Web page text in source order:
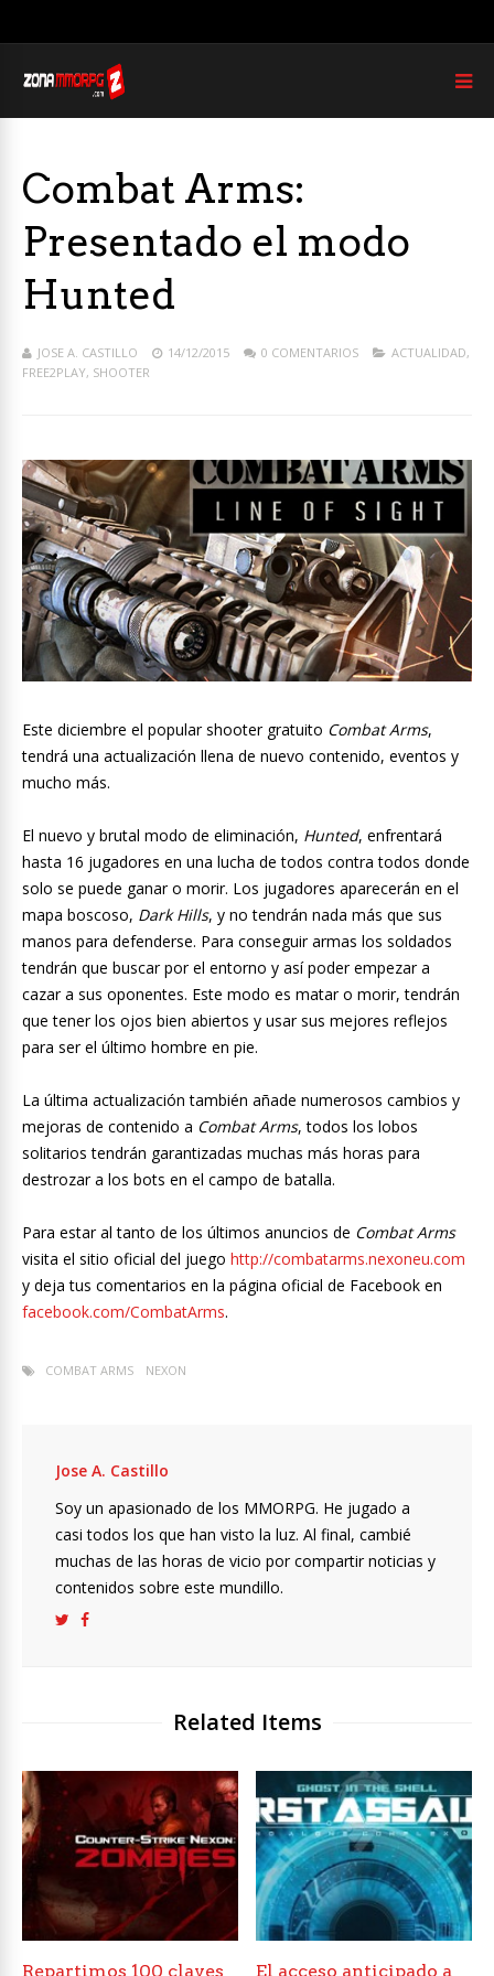
Combat Arms:
Presentado el modo
Hunted
JOSE A. CASTILLO 14/12/2015 0 COMENTARIOS ACTUALIDAD,
FREE2PLAY, SHOOTER
Este diciembre el popular shooter gratuito Combat Arms,
tendrá una actualización llena de nuevo contenido, eventos y
mucho más.
El nuevo y brutal modo de eliminación, Hunted, enfrentará
hasta 16 jugadores en una lucha de todos contra todos donde
solo se puede ganar o morir. Los jugadores aparecerán en el
mapa boscoso, Dark Hills, y no tendrán nada más que sus
manos para defenderse. Para conseguir armas los soldados
tendrán que buscar por el entorno y así poder empezar a
cazar a sus oponentes. Este modo es matar o morir, tendrán
que tener los ojos bien abiertos y usar sus mejores reflejos
para ser el último hombre en pie.
La última actualización también añade numerosos cambios y
mejoras de contenido a Combat Arms, todos los lobos
solitarios tendrán garantizadas muchas más horas para
destrozar a los bots en el campo de batalla.
Para estar al tanto de los últimos anuncios de Combat Arms
visita el sitio oficial del juego http://combatarms.nexoneu.com
y deja tus comentarios en la página oficial de Facebook en
facebook.com/CombatArms.
COMBAT ARMS NEXON
Jose A. Castillo
Soy un apasionado de los MMORPG. He jugado a
casi todos los que han visto la luz. Al final, cambié
muchas de las horas de vicio por compartir noticias y
contenidos sobre este mundillo.
Related Items
Repartimos 100 claves El acceso anticipado a